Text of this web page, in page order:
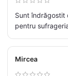
Sunt îndrăgostit
pentru
Mircea